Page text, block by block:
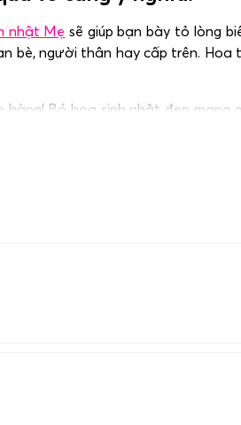
nhật Mẹ sẽ giúp bạn bày tỏ lòng
bè, người thân hay cấp trên.
Bó hoa sinh nhật đẹp mang